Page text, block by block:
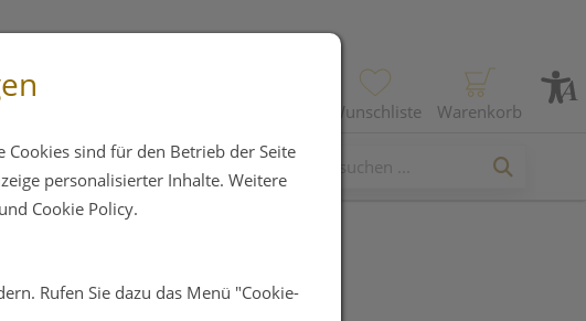
Wunschliste Warenkorb
sind für den Betrieb der Seite
personalisierter Inhalte. Weitere
Cookie Policy.
Rufen Sie dazu das Menü "Cookie-